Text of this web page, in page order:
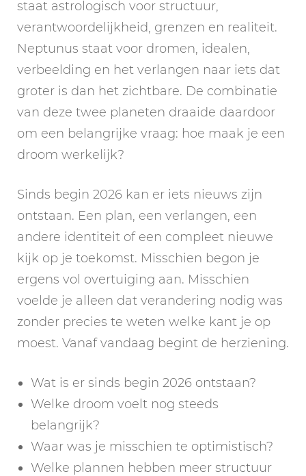
staat astrologisch voor structuur,
verantwoordelijkheid, grenzen en realiteit.
Neptunus staat voor dromen, idealen,
verbeelding en het verlangen naar iets dat
groter is dan het zichtbare. De combinatie
van deze twee planeten draaide daardoor
om een belangrijke vraag: hoe maak je een
droom werkelijk?
Sinds begin 2026 kan er iets nieuws zijn
ontstaan. Een plan, een verlangen, een
andere identiteit of een compleet nieuwe
kijk op je toekomst. Misschien begon je
ergens vol overtuiging aan. Misschien
voelde je alleen dat verandering nodig was
zonder precies te weten welke kant je op
moest. Vanaf vandaag begint de herziening.
Wat is er sinds begin 2026 ontstaan?
Welke droom voelt nog steeds
belangrijk?
Waar was je misschien te optimistisch?
Welke plannen hebben meer structuur